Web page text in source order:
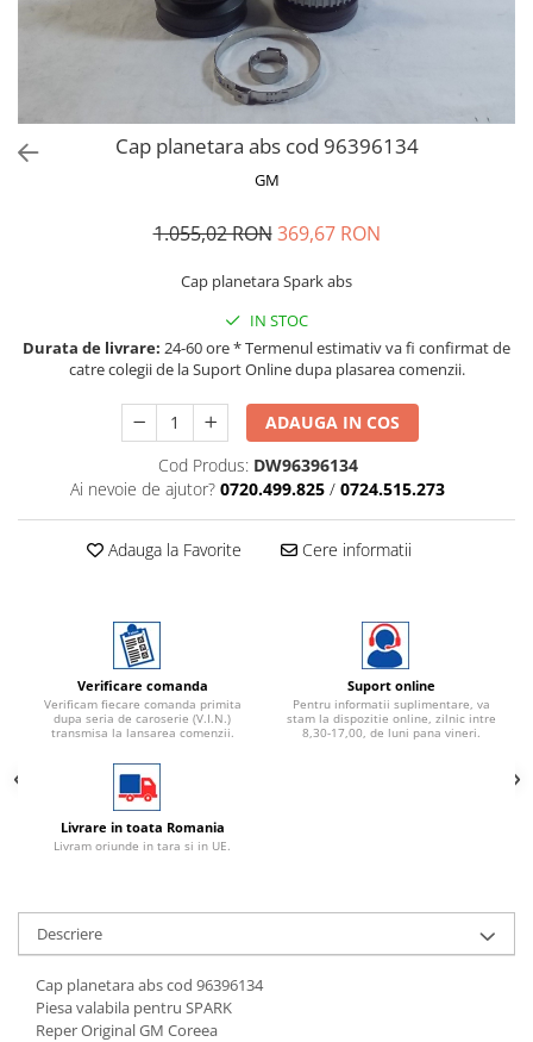
MOVANO
VIVARO
Mazda CX-80 KL
SX4 S-CROSS Hybrid 48V 2020-
S-CROSS HYBRID 48V 2022-prezent
VITARA 2015-prezent
VITARA Hybrid 48V 2020-prezent
SPARK M300 2010-2018
Cap planetara abs cod 96396134
GM
1.055,02 RON 369,67 RON
Cap planetara Spark abs
IN STOC
Durata de livrare: 24-60 ore * Termenul estimativ va fi confirmat de
catre colegii de la Suport Online dupa plasarea comenzii.
ADAUGA IN COS
Cod Produs: DW96396134
Ai nevoie de ajutor? 0720.499.825 / 0724.515.273
Adauga la Favorite Cere informatii
Verificare comanda
Verificam fiecare comanda primita
dupa seria de caroserie (V.I.N.)
transmisa la lansarea comenzii.
Suport online
Pentru informatii suplimentare, va
stam la dispozitie online, zilnic intre
8,30-17,00, de luni pana vineri.
Livrare in toata Romania
Livram oriunde in tara si in UE.
Descriere
Cap planetara abs cod 96396134
Piesa valabila pentru SPARK
Reper Original GM Coreea